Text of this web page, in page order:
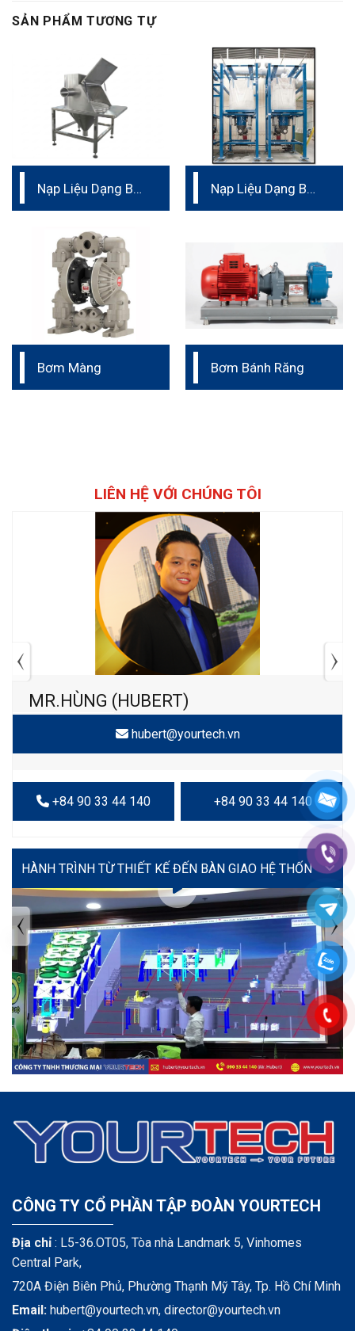
SẢN PHẨM TƯƠNG TỰ
Nạp Liệu Dạng Bột
Nạp Liệu Dạng Bột
Bơm Màng Bơm Bánh Răng
LIÊN HỆ VỚI CHÚNG TÔI
MR.HÙNG (HUBERT)
hubert@yourtech.vn
+84 90 33 44 140 +84 90 33 44 140
VIDEO
TIN TỨC MỚI NHẤT
Tuyển dụng: Nhân viên KẾ TOÁN
CÔNG TY CỔ PHẦN TẬP ĐOÀN YOURTECH
Địa chỉ: L5-36.OT05, Tòa nhà Landmark 5, Vinhomes
Central Park,
720A Điện Biên Phủ, Phường Thạnh Mỹ Tây, Tp. Hồ Chí Minh
Email: hubert@yourtech.vn, director@yourtech.vn